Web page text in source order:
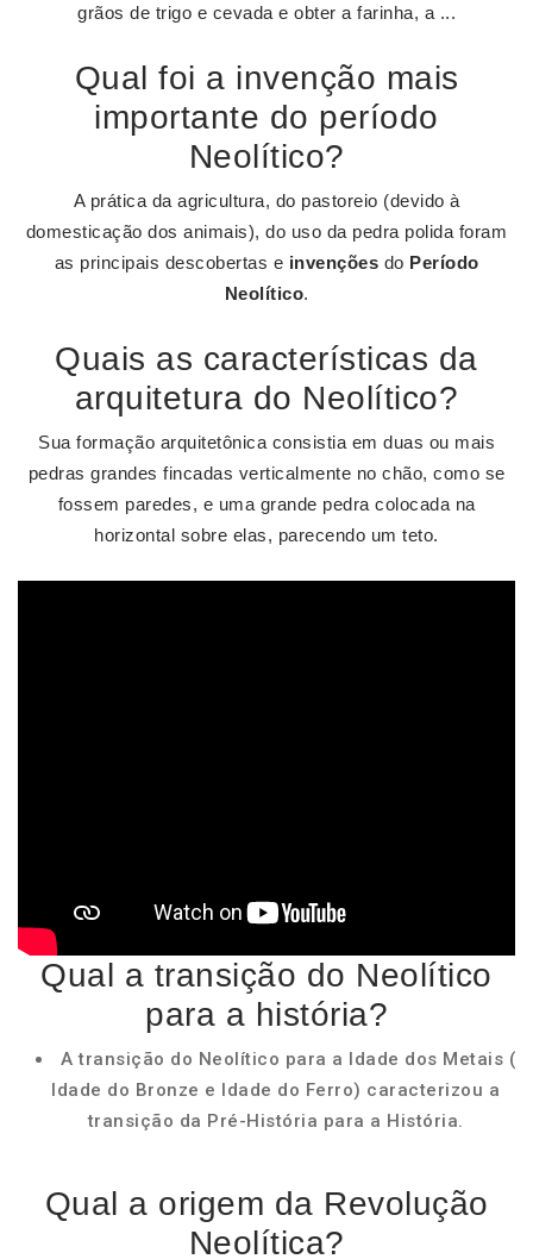
grãos de trigo e cevada e obter a farinha, a ...
Qual foi a invenção mais
importante do período
Neolítico?
A prática da agricultura, do pastoreio (devido à
domesticação dos animais), do uso da pedra polida foram
as principais descobertas e invenções do Período
Neolítico.
Quais as características da
arquitetura do Neolítico?
Sua formação arquitetônica consistia em duas ou mais
pedras grandes fincadas verticalmente no chão, como se
fossem paredes, e uma grande pedra colocada na
horizontal sobre elas, parecendo um teto.
Qual a transição do Neolítico
para a história?
A transição do Neolítico para a Idade dos Metais (
Idade do Bronze e Idade do Ferro) caracterizou a
transição da Pré-História para a História.
Qual a origem da Revolução
Neolítica?